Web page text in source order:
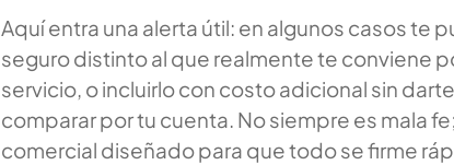
Aquí entra una alerta útil: en algunos casos te
seguro distinto al que realmente te conviene
servicio, o incluirlo con costo adicional sin
comparar por tu cuenta. No siempre es mala
comercial diseñado para que todo se firme